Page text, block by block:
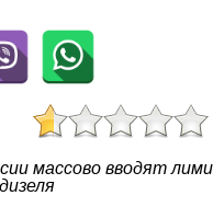
массово вводят